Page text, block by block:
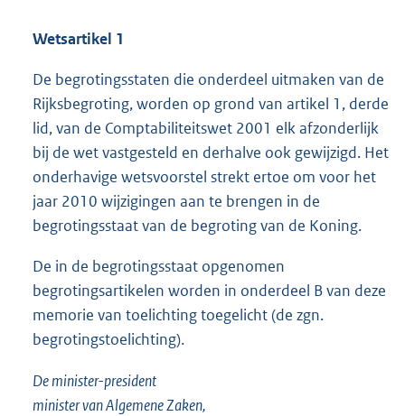
Wetsartikel 1
De begrotingsstaten die onderdeel uitmaken van de
Rijksbegroting, worden op grond van artikel 1, derde
lid, van de Comptabiliteitswet 2001 elk afzonderlijk
bij de wet vastgesteld en derhalve ook gewijzigd. Het
onderhavige wetsvoorstel strekt ertoe om voor het
jaar 2010 wijzigingen aan te brengen in de
begrotingsstaat van de begroting van de Koning.
De in de begrotingsstaat opgenomen
begrotingsartikelen worden in onderdeel B van deze
memorie van toelichting toegelicht (de zgn.
begrotingstoelichting).
De minister-president
minister van Algemene Zaken,